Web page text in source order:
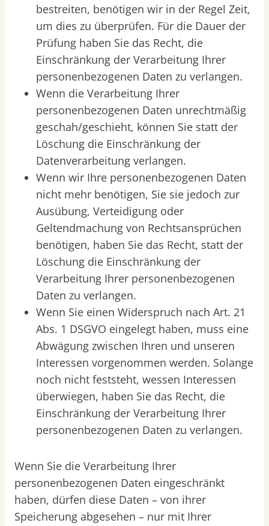
bestreiten, benötigen wir in der Regel Zeit,
um dies zu überprüfen. Für die Dauer der
Prüfung haben Sie das Recht, die
Einschränkung der Verarbeitung Ihrer
personenbezogenen Daten zu verlangen.
Wenn die Verarbeitung Ihrer
personenbezogenen Daten unrechtmäßig
geschah/geschieht, können Sie statt der
Löschung die Einschränkung der
Datenverarbeitung verlangen.
Wenn wir Ihre personenbezogenen Daten
nicht mehr benötigen, Sie sie jedoch zur
Ausübung, Verteidigung oder
Geltendmachung von Rechtsansprüchen
benötigen, haben Sie das Recht, statt der
Löschung die Einschränkung der
Verarbeitung Ihrer personenbezogenen
Daten zu verlangen.
Wenn Sie einen Widerspruch nach Art. 21
Abs. 1 DSGVO eingelegt haben, muss eine
Abwägung zwischen Ihren und unseren
Interessen vorgenommen werden. Solange
noch nicht feststeht, wessen Interessen
überwiegen, haben Sie das Recht, die
Einschränkung der Verarbeitung Ihrer
personenbezogenen Daten zu verlangen.
Wenn Sie die Verarbeitung Ihrer
personenbezogenen Daten eingeschränkt
haben, dürfen diese Daten – von ihrer
Speicherung abgesehen – nur mit Ihrer